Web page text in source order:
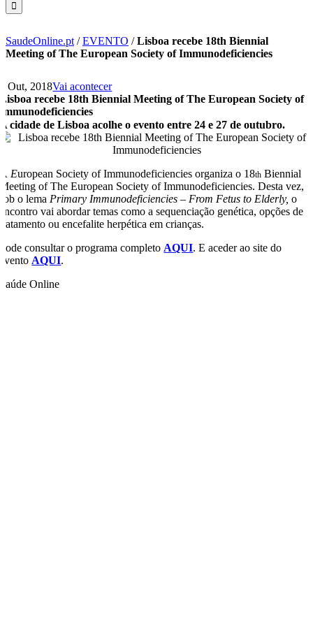
SaudeOnline.pt /EVENTO /Lisboa recebe 18th Biennial
Meeting of The European Society of Immunodeficiencies
1 Out, 2018Vai acontecer
Lisboa recebe 18th Biennial Meeting of The European Society of
Immunodeficiencies
A cidade de Lisboa acolhe o evento entre 24 e 27 de outubro.
A European Society of Immunodeficiencies organiza o 18th Biennial
Meeting of The European Society of Immunodeficiencies. Desta vez,
sob o lema Primary Immunodeficiencies – From Fetus to Elderly,o
encontro vai abordar temas como a sequenciação genética, opções de
tratamento ou encefalite herpética em crianças.
Pode consultar o programa completo AQUI. E aceder ao site do
evento AQUI.
Saúde Online